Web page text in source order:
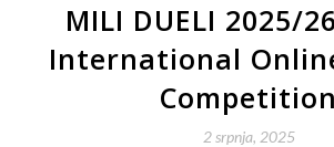
MILI DUELI 2025/
International
Competition
2 srpnja, 2025